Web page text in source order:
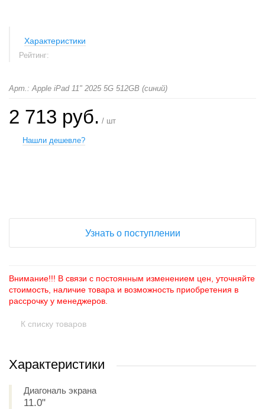
Характеристики
Рейтинг:
Арт.: Apple iPad 11" 2025 5G 512GB (синий)
2 713 руб. / шт
Нашли дешевле?
Узнать о поступлении
Внимание!!! В связи с постоянным изменением цен, уточняйте
стоимость, наличие товара и возможность приобретения в
рассрочку у менеджеров.
К списку товаров
Характеристики
Диагональ экрана
11.0"